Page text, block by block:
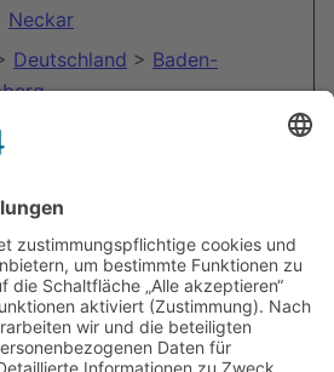
Neckar
Deutschland > Baden-
N, 8.6896° E
Heidelberg (km 23.8 -